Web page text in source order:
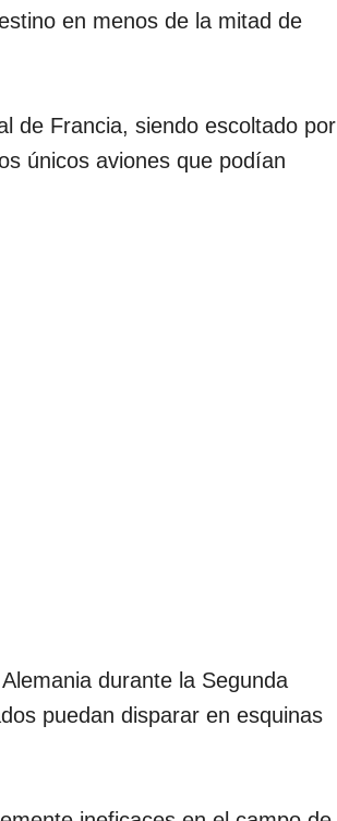
en menos de la mitad de
de Francia, siendo escoltado por
únicos aviones que podían
durante la Segunda
puedan disparar en esquinas